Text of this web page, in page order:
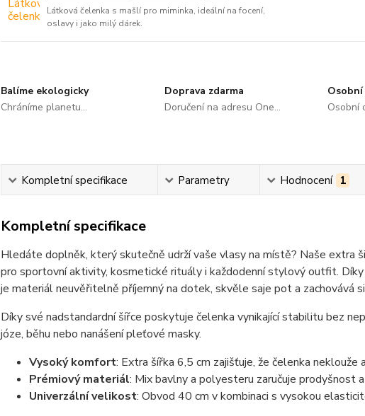
Látková čelenka s mašlí pro miminka, ideální na focení,
oslavy i jako milý dárek.
Balíme ekologicky
Chráníme planetu...
Doprava zdarma
Doručení na adresu One...
Osobní
Kompletní specifikace Parametry Hodnocení 1
Kompletní specifikace
Hledáte doplněk, který skutečně udrží vaše vlasy na místě? Naše extra
pro sportovní aktivity, kosmetické rituály i každodenní stylový outfit.
je materiál neuvěřitelně příjemný na dotek, skvěle saje pot a zachovává
Díky své nadstandardní šířce poskytuje čelenka vynikající stabilitu bez
józe, běhu nebo nanášení pleťové masky.
Vysoký komfort: Extra šířka 6,5 cm zajišťuje, že čelenka
Prémiový materiál: Mix bavlny a polyesteru zaručuje prodyšnost
Univerzální velikost: Obvod 40 cm v kombinaci s vysokou